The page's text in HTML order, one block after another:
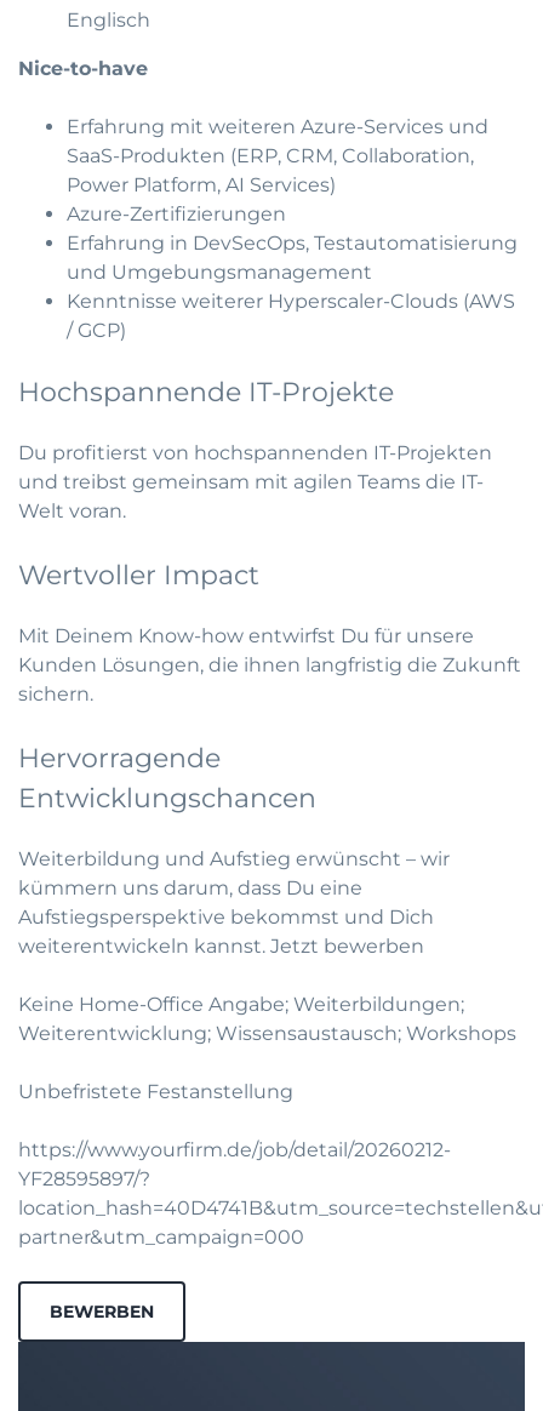
Englisch
Nice-to-have
Erfahrung mit weiteren Azure-Services und
SaaS-Produkten (ERP, CRM, Collaboration,
Power Platform, AI Services)
Azure-Zertifizierungen
Erfahrung in DevSecOps, Testautomatisierung
und Umgebungsmanagement
Kenntnisse weiterer Hyperscaler-Clouds (AWS
/ GCP)
Hochspannende IT-Projekte
Du profitierst von hochspannenden IT-Projekten
und treibst gemeinsam mit agilen Teams die IT-
Welt voran.
Wertvoller Impact
Mit Deinem Know-how entwirfst Du für unsere
Kunden Lösungen, die ihnen langfristig die Zukunft
sichern.
Hervorragende
Entwicklungschancen
Weiterbildung und Aufstieg erwünscht – wir
kümmern uns darum, dass Du eine
Aufstiegsperspektive bekommst und Dich
weiterentwickeln kannst. Jetzt bewerben
Keine Home-Office Angabe; Weiterbildungen;
Weiterentwicklung; Wissensaustausch; Workshops
Unbefristete Festanstellung
https://www.yourfirm.de/job/detail/20260212-
YF28595897/?
partner&utm_campaign=000
BEWERBEN